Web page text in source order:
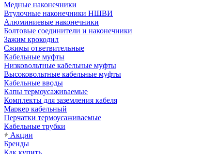
Медные наконечники
Втулочные наконечники НШВИ
Алюминиевые наконечники
Болтовые соединители и наконечники
Зажим крокодил
Сжимы ответвительные
Кабельные муфты
Низковольтные кабельные муфты
Высоковольтные кабельные муфты
Кабельные вводы
Капы термоусаживаемые
Комплекты для заземления кабеля
Маркер кабельный
Перчатки термоусаживаемые
Кабельные трубки
Акции
Бренды
Как купить